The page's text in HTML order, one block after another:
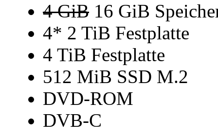
4 GiB 16 GiB
4* 2 TiB Festplatte
4 TiB Festplatte
512 MiB SSD M.2
DVD-ROM
DVB-C